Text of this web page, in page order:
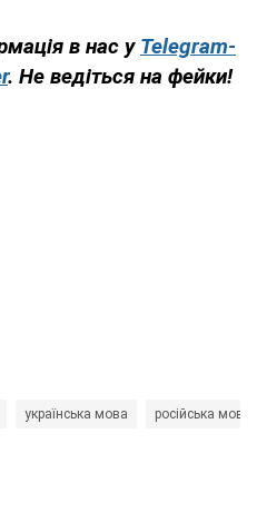
в нас у Telegram-
. Не ведіться на фейки!
українська мова російська мова